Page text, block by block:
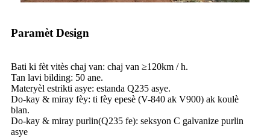
Paramèt Design
Bati ki fèt vitès chaj van: chaj van ≥120km / h.
Tan lavi bilding: 50 ane.
Materyèl estrikti asye: estanda Q235 asye.
Do-kay & miray fèy: ti fèy epesè (V-840 ak V900) ak koulè
blan.
Do-kay & miray purlin(Q235 fe): seksyon C galvanize purlin
asye